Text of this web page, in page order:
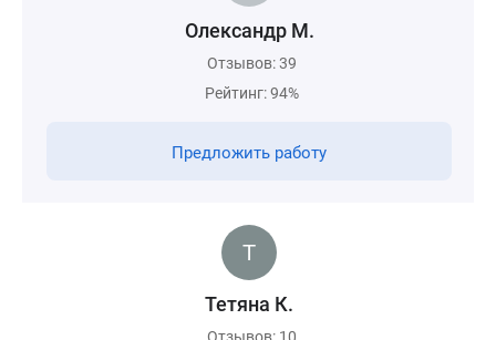
Олександр М.
Отзывов: 39
Рейтинг: 94%
Предложить работу
Тетяна К.